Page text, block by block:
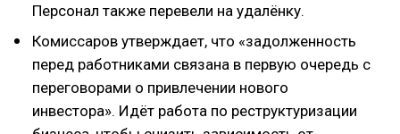
Персонал также перевели на удалёнку.
Комиссаров утверждает, что «задолженность
перед работниками связана в первую очередь с
переговорами о привлечении нового
инвестора». Идёт работа по реструктуризации